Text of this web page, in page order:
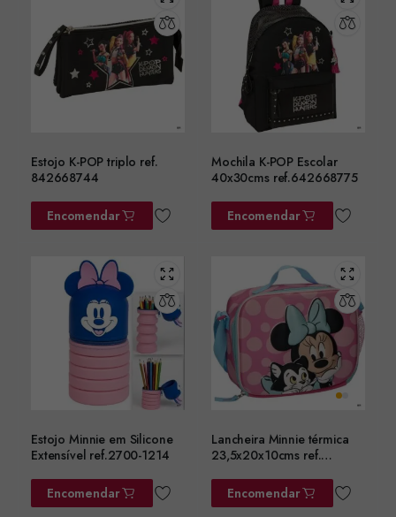
Estojo K-POP triplo ref.
842668744
Encomendar
Mochila K-POP Escolar
40x30cms ref.642668775
Encomendar
Estojo Minnie em Silicone
Extensível ref.2700-1214
Encomendar
Lancheira Minnie térmica
23,5x20x10cms ref.
Encomendar